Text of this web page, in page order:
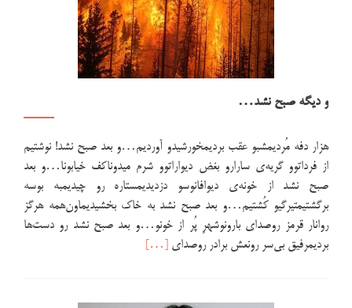
و دیگه صبح نشد…
هزار دفه مُردیمشبو عقب بردیمخورشیدو آوردیم…و بعد صبح نشد! نوشتیم
از فرداتوو گریه‌ی سارارو بغض دیواراتوو شرم میدوناکف خیابونا…و بعد
صبح نشد از خونه‌ی دیوافانوسو دزدیدیمستاره رو چیدیمبه بوسه
برگشتیمتیرگیو کُشتیم…و بعد صبح نشد به خاک بخشیدیماون‌همه هرگز
روانار قرمز روصدای بارونوشهرِ پُر از خونو…و بعد صبح نشد رو دست‌ها
بردیمرفیق بی‌سر رونعش برادر روصدای اطلاعت
دیگه
[…]